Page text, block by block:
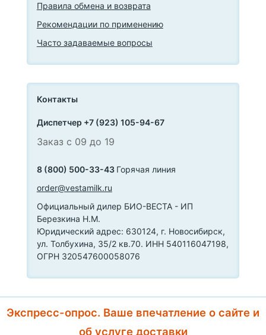
Правила обмена и возврата
Рекомендации по применению
Часто задаваемые вопросы
Контакты
Диспетчер +7 (923) 105-94-67
Заказ с 09 до 19
8 (800) 500-33-43 Горячая линия
order@vestamilk.ru
Официальный дилер БИО-ВЕСТА - ИП
Березкина Н.М.
Юридический адрес: 630124, г. Новосибирск,
ул. Толбухина, 35/2 кв.70. ИНН 540116047198,
ОГРН 320547600058076
Экспресс-опрос. Ваше впечатление о сайте и
об услуге доставки